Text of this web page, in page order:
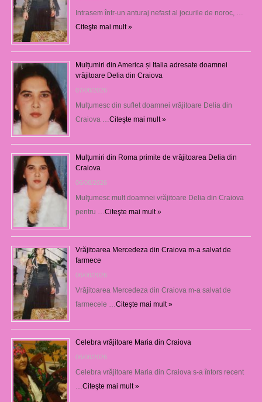
Intrasem într-un anturaj nefast al jocurile de noroc, …
Citeşte mai mult »
Mulțumiri din America și Italia adresate doamnei
vrăjitoare Delia din Craiova
07/08/2026
Mulţumesc din suflet doamnei vrăjitoare Delia din
Craiova … Citeşte mai mult »
Mulţumiri din Roma primite de vrăjitoarea Delia din
Craiova
06/08/2026
Mulţumesc mult doamnei vrăjitoare Delia din Craiova
pentru … Citeşte mai mult »
Vrăjitoarea Mercedeza din Craiova m-a salvat de
farmece
06/08/2026
Vrăjitoarea Mercedeza din Craiova m-a salvat de
farmecele … Citeşte mai mult »
Celebra vrăjitoare Maria din Craiova
06/08/2026
Celebra vrăjitoare Maria din Craiova s-a întors recent
Citeşte mai mult »